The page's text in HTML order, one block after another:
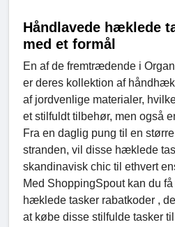
Håndlavede hæklede
med et formål
En af de fremtrædende i
er deres kollektion af
af jordvenlige materialer,
et stilfuldt tilbehør, men også
Fra en daglig pung til en
stranden, vil disse hæklede
skandinavisk chic til ethvert
Med ShoppingSpout kan du
hæklede tasker rabatkoder ,
at købe disse stilfulde tasker